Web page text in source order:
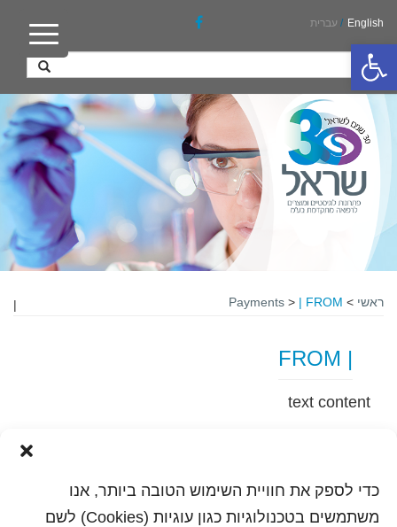
פתח סרגל נגישות
כדי לספק את חוויית השימוש הטובה ביותר, אנו
משתמשים בטכנולוגיות כגון עוגיות (Cookies) לשם
English
/ עברית
ראשי >
Payments > | FROM
|
| FROM
text content
שלח לחבר